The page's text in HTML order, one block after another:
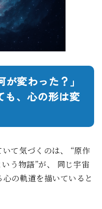
変わった？」
、心の形は変
て気づくのは、 “原作
う物語”が、 同じ宇宙
の軌道を描いていると